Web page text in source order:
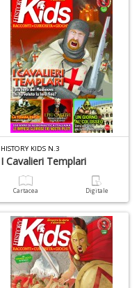
HISTORY KIDS N.3
I Cavalieri Templari
Cartacea Digitale